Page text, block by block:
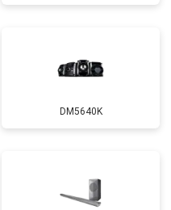
DM5640K